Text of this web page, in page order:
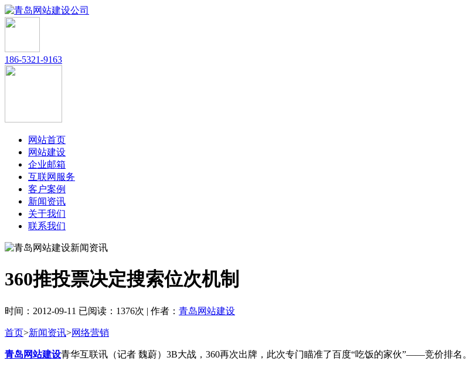
186-5321-9163
网站首页
网站建设
企业邮箱
互联网服务
客户案例
新闻资讯
关于我们
联系我们
360推投票决定搜索位次机制
时间：2012-09-11 已阅读：1376次 | 作者： 青岛网站建设
首页>新闻资讯>网络营销
青岛网站建设青华互联讯（记者 魏蔚）3B大战，360再次出牌，此次专门瞄准了百度“吃饭的家伙”——竞价排名。